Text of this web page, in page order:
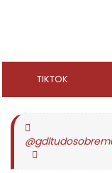
TIKTOK